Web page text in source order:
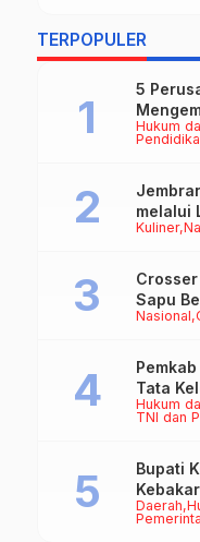
Pemanfaatan Aset
TERPOPULER
Hukum
5
Kuliner
melalui
Rasa
Nasional
Sapu
50cc
Hukum
TNI dan
Tata
Datun
Daerah
Bupati